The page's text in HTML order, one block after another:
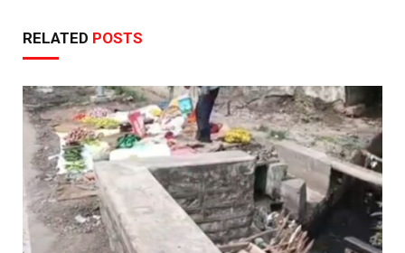
RELATED POSTS